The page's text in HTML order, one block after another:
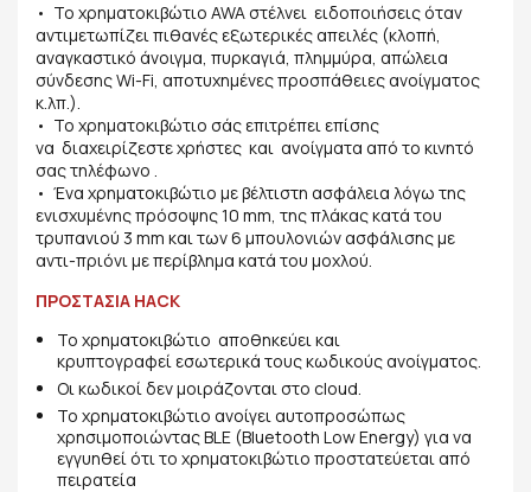
• Το χρηματοκιβώτιο AWA στέλνει ειδοποιήσεις όταν
αντιμετωπίζει πιθανές εξωτερικές απειλές (κλοπή,
αναγκαστικό άνοιγμα, πυρκαγιά, πλημμύρα, απώλεια
σύνδεσης Wi-Fi, αποτυχημένες προσπάθειες ανοίγματος
κ.λπ.).
• Το χρηματοκιβώτιο σάς επιτρέπει επίσης
να διαχειρίζεστε χρήστες και ανοίγματα από το κινητό
σας τηλέφωνο .
• Ένα χρηματοκιβώτιο με βέλτιστη ασφάλεια λόγω της
ενισχυμένης πρόσοψης 10 mm, της πλάκας κατά του
τρυπανιού 3 mm και των 6 μπουλονιών ασφάλισης με
αντι-πριόνι με περίβλημα κατά του μοχλού.
ΠΡΟΣΤΑΣΙΑ HACK
Το χρηματοκιβώτιο αποθηκεύει και
κρυπτογραφεί εσωτερικά τους κωδικούς ανοίγματος.
Οι κωδικοί δεν μοιράζονται στο cloud.
Το χρηματοκιβώτιο ανοίγει αυτοπροσώπως
χρησιμοποιώντας BLE (Bluetooth Low Energy) για να
εγγυηθεί ότι το χρηματοκιβώτιο προστατεύεται από
πειρατεία